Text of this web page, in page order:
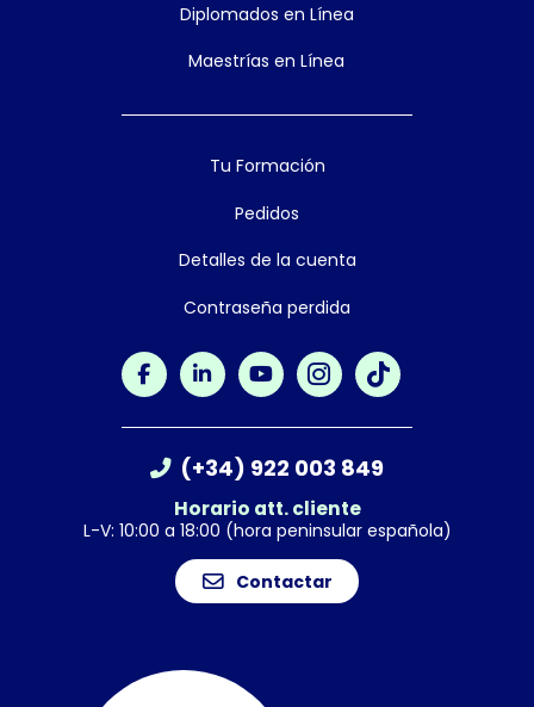
Diplomados en Línea
Maestrías en Línea
Tu Formación
Pedidos
Detalles de la cuenta
Contraseña perdida
(+34) 922 003 849
Horario att. cliente
L-V: 10:00 a 18:00 (hora peninsular española)
Contactar